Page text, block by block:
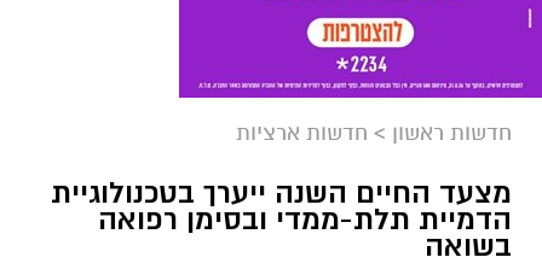
חדשות ראשון > חדשות ארציות
מצעד החיים השנה ייערך בטכנולוגיית
הדמיית תלת-ממדי ובסימן רפואה
בשואה